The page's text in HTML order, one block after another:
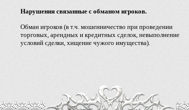
Нарушения связанные с обманом игроков.
Обман игроков (в т.ч. мошенничество при проведении
торговых, арендных и кредитных сделок, невыполнение
условий сделки, хищение чужого имущества).